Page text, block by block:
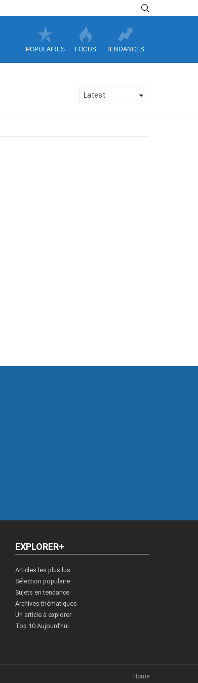
POPULAIRES FOCUS TENDANCES
EXPLORER+
Articles les plus lus
Sélection populaire
Sujets en tendance
Archives thématiques
Un article à explorer
Top 10 Aujourd’hui
Home